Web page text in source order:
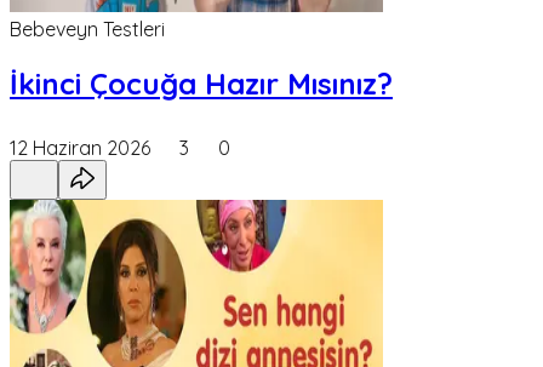
Bebeveyn Testleri
İkinci Çocuğa Hazır Mısınız?
12 Haziran 2026 3 0